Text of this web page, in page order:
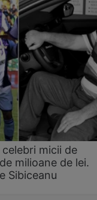
micii de
milioane de lei.
Sibiceanu